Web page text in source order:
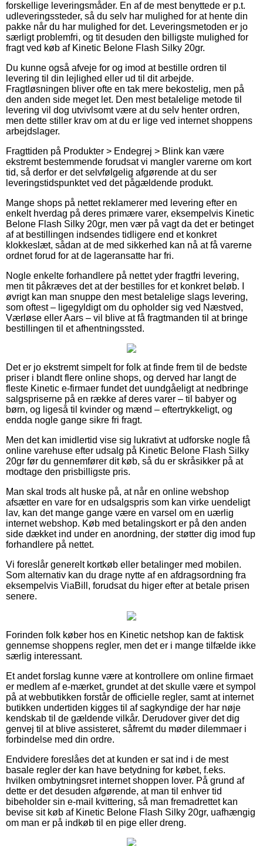
forskellige leveringsmåder. En af de mest benyttede er p.t.
udleveringssteder, så du selv har mulighed for at hente din
pakke når du har mulighed for det. Leveringsmetoden er jo
særligt problemfri, og tit desuden den billigste mulighed for
fragt ved køb af Kinetic Belone Flash Silky 20gr.
Du kunne også afveje for og imod at bestille ordren til
levering til din lejlighed eller ud til dit arbejde.
Fragtløsningen bliver ofte en tak mere bekostelig, men på
den anden side meget let. Den mest betalelige metode til
levering vil dog utvivlsomt være at du selv henter ordren,
men dette stiller krav om at du er lige ved internet shoppens
arbejdslager.
Fragttiden på Produkter > Endegrej > Blink kan være
ekstremt bestemmende forudsat vi mangler varerne om kort
tid, så derfor er det selvfølgelig afgørende at du ser
leveringstidspunktet ved det pågældende produkt.
Mange shops på nettet reklamerer med levering efter en
enkelt hverdag på deres primære varer, eksempelvis Kinetic
Belone Flash Silky 20gr, men vær på vagt da det er betinget
af at bestillingen indsendes tidligere end et konkret
klokkeslæt, sådan at de med sikkerhed kan nå at få varerne
ordnet forud for at de lageransatte har fri.
Nogle enkelte forhandlere på nettet yder fragtfri levering,
men tit påkræves det at der bestilles for et konkret beløb. I
øvrigt kan man snuppe den mest betalelige slags levering,
som oftest – ligegyldigt om du opholder sig ved Næstved,
Værløse eller Aars – vil blive at få fragtmanden til at bringe
bestillingen til et afhentningssted.
Det er jo ekstremt simpelt for folk at finde frem til de bedste
priser i blandt flere online shops, og derved har langt de
fleste Kinetic e-firmaer fundet det uundgåeligt at nedbringe
salgspriserne på en række af deres varer – til babyer og
børn, og ligeså til kvinder og mænd – eftertrykkeligt, og
endda nogle gange sikre fri fragt.
Men det kan imidlertid vise sig lukrativt at udforske nogle få
online varehuse efter udsalg på Kinetic Belone Flash Silky
20gr før du gennemfører dit køb, så du er skråsikker på at
modtage den prisbilligste pris.
Man skal trods alt huske på, at når en online webshop
afsætter en vare for en udsalgspris som kan virke uendeligt
lav, kan det mange gange være en varsel om en uærlig
internet webshop. Køb med betalingskort er på den anden
side dækket ind under en anordning, der støtter dig imod fup
forhandlere på nettet.
Vi foreslår generelt kortkøb eller betalinger med mobilen.
Som alternativ kan du drage nytte af en afdragsordning fra
eksempelvis ViaBill, forudsat du higer efter at betale prisen
senere.
Forinden folk køber hos en Kinetic netshop kan de faktisk
gennemse shoppens regler, men det er i mange tilfælde ikke
særlig interessant.
Et andet forslag kunne være at kontrollere om online firmaet
er medlem af e-mærket, grundet at det skulle være et sympol
på at webbutikken forstår de officielle regler, samt at internet
butikken undertiden kigges til af sagkyndige der har nøje
kendskab til de gældende vilkår. Derudover giver det dig
genvej til at blive assisteret, såfremt du møder dilemmaer i
forbindelse med din ordre.
Endvidere foreslåes det at kunden er sat ind i de mest
basale regler der kan have betydning for købet, f.eks.
hvilken ombytningsret internet shoppen lover. På grund af
dette er det desuden afgørende, at man til enhver tid
bibeholder sin e-mail kvittering, så man fremadrettet kan
bevise sit køb af Kinetic Belone Flash Silky 20gr, uafhængig
om man er på indkøb til en pige eller dreng.